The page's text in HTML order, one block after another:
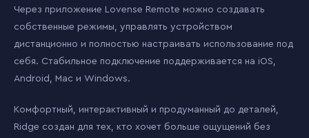
Через приложение Lovense Remote можно создавать
собственные режимы, управлять устройством
дистанционно и полностью настраивать использование под
себя. Стабильное подключение поддерживается на iOS,
Android, Mac и Windows.
Комфортный, интерактивный и продуманный до деталей,
Ridge создан для тех, кто хочет больше ощущений без